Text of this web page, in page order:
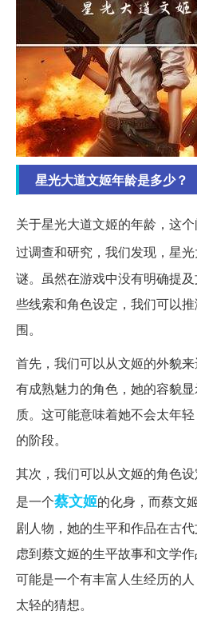
星光大道文姬年龄是多少？
关于星光大道文姬的年龄，这
过调查和研究，我们发现，星
谜。虽然在游戏中没有明确提
些线索和角色设定，我们可以
围。
首先，我们可以从文姬的外貌
有成熟魅力的角色，她的容貌
质。这可能意味着她不会太年
的阶段。
其次，我们可以从文姬的角色
是一个蔡文姬的化身，而蔡文
剧人物，她的生平和作品在古
虑到蔡文姬的生平故事和文学
可能是一个有丰富人生经历的
太轻的猜想。